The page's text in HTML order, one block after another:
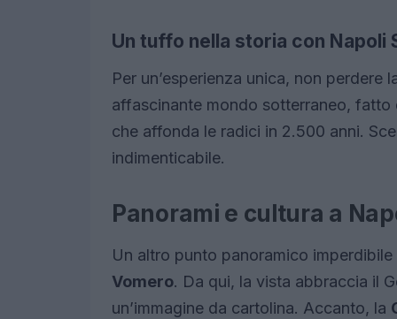
Un tuffo nella storia con Napoli
Per un’esperienza unica, non perdere
affascinante mondo sotterraneo, fatto
che affonda le radici in 2.500 anni.
indimenticabile.
Panorami e cultura a
Un altro punto panoramico imperdibile
Vomero. Da qui, la vista abbraccia il
un’immagine da cartolina. Accanto, la